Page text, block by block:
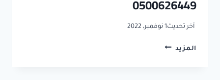
0500626449
آخر تحديث1 نوفمبر، 2022
المزيد كشف